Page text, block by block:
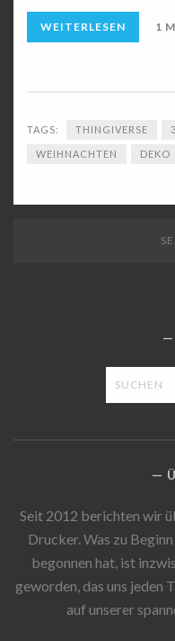
WEITERLESEN 1
TAGS: THINGIVERSE
WEIHNACHTEN DEKO
Seit 2012 berichten wir
Drucker. Was zu
begonnen hat, ist
geworden, das uns jeden
auf unserer